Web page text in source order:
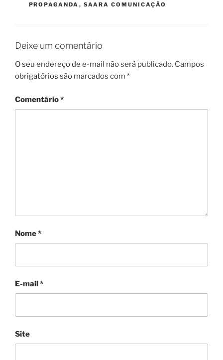
PROPAGANDA , SAARA COMUNICAÇÃO
Deixe um comentário
O seu endereço de e-mail não será publicado. Campos
obrigatórios são marcados com *
Comentário*
Nome*
E-mail*
Site